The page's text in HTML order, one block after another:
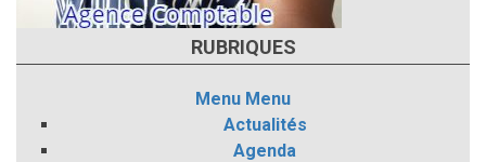
RUBRIQUES
Menu Menu
Actualités
Agenda